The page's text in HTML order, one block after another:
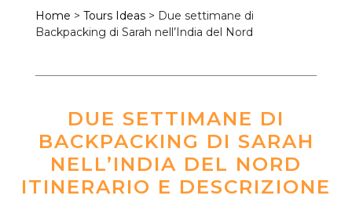
Home > Tours Ideas> Due settimane di
Backpacking di Sarah nell’India del Nord
DUE SETTIMANE DI
BACKPACKING DI SARAH
NELL’INDIA DEL NORD
ITINERARIO E DESCRIZIONE